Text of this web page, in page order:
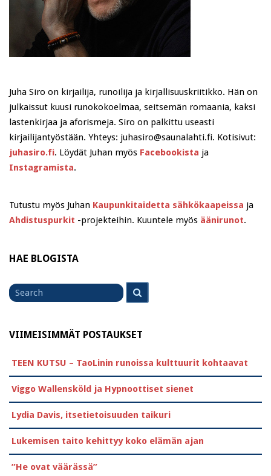
Juha Siro on kirjailija, runoilija ja kirjallisuuskriitikko. Hän on
julkaissut kuusi runokokoelmaa, seitsemän romaania, kaksi
lastenkirjaa ja aforismeja. Siro on palkittu useasti
kirjailijantyöstään. Yhteys: juhasiro@saunalahti.fi. Kotisivut:
juhasiro.fi. Löydät Juhan myös Facebookista ja
Instagramista.
Tutustu myös Juhan Kaupunkitaidetta sähkökaapeissa ja
Ahdistuspurkit -projekteihin. Kuuntele myös äänirunot.
HAE BLOGISTA
Search
for
VIIMEISIMMÄT POSTAUKSET
TEEN KUTSU – TaoLinin runoissa kulttuurit kohtaavat
Viggo Wallensköld ja Hypnoottiset sienet
Lydia Davis, itsetietoisuuden taikuri
Lukemisen taito kehittyy koko elämän ajan
”He ovat väärässä”